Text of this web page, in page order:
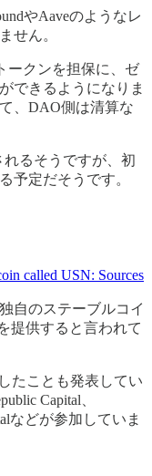
やAaveのようなレ
せん。
ークンを担保に、ゼ
できるようになりま
、DAO側は清算な
れるそうですが、初
予定だそうです。
called USN: Sources
自のステーブルコイ
提供すると言われて
たことも発表してい
Capital、
などが参加していま